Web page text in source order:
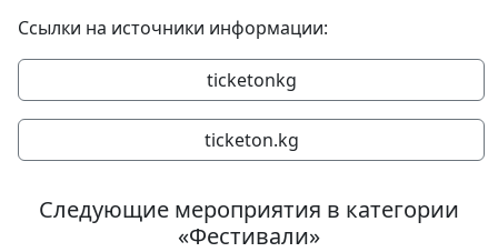
Ссылки на источники информации:
ticketonkg
ticketon.kg
Следующие мероприятия в категории
«Фестивали»